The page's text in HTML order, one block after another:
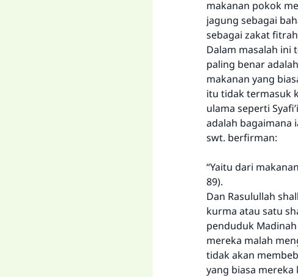
makanan pokok
jagung sebagai
sebagai zakat
Dalam masalah ini
paling benar
makanan yang
itu tidak termasuk
ulama seperti
adalah bagaimana
swt. berfirman:
“Yaitu dari
89).
Dan Rasulullah
kurma atau satu
penduduk
mereka malah
tidak akan
yang biasa